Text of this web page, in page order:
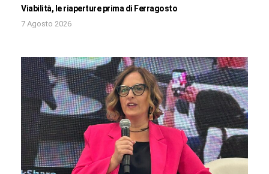
Viabilità, le riaperture prima di Ferragosto
7 Agosto 2026